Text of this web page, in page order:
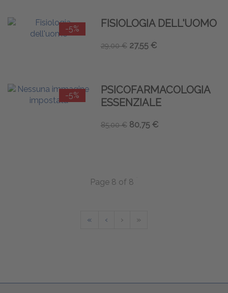
-5% FISIOLOGIA DELL'UOMO
29,00 € 27,55 €
-5%
PSICOFARMACOLOGIA
ESSENZIALE
85,00 € 80,75 €
Page 8 of 8
« ‹ › »